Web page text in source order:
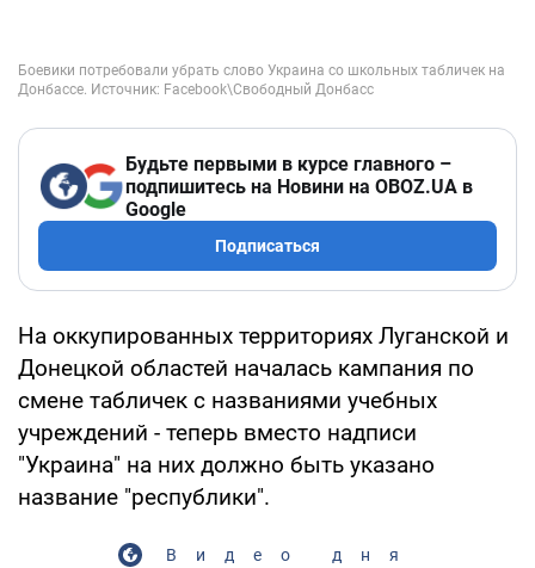
Будьте первыми в курсе главного –
подпишитесь на Новини на OBOZ.UA в
Google
Подписаться
На оккупированных территориях Луганской и
Донецкой областей началась кампания по
смене табличек с названиями учебных
учреждений - теперь вместо надписи
"Украина" на них должно быть указано
название "республики".
Видео дня